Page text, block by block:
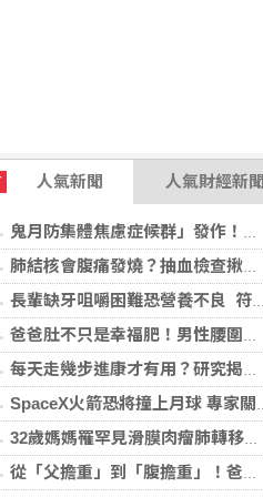
人氣新聞 人氣財經新聞
鬼月防集體焦慮症候群」發作！醫揭：安度民俗月2大「認知調適」對策
肺結核會腹痛發燒？抽血檢查揪潛伏感染對症下藥
長輩缺牙咀嚼困難恐營養不良 符合「這二身分」可申請假牙補助
爸爸肚不只是幸福肥！男性腰圍逾90公分 醫籲留意脂肪肝風險
每天走幾步進康才有用？研究揭：5000步即可降低37%死亡風險
SpaceX火箭恐將撞上月球 專家關注衝擊後果
32歲媽媽罹罕見滑膜肉瘤肺轉移！立體定位精準放療SBRT，控制轉移病灶
從「父擔重」到「腹擔重」！爸爸肚恐暗藏中年男性健康危機